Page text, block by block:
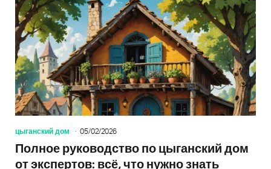
цыганский дом 05/02/2026
Полное руководство по цыганский дом
от экспертов: всё, что нужно знать